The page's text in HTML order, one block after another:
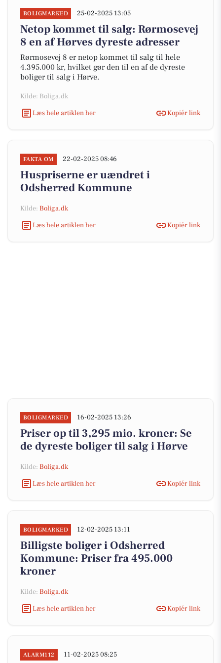
BOLIGMARKED 25-02-2025 13:05
Netop kommet til salg: Rørmosevej
8 en af Hørves dyreste adresser
Rørmosevej 8 er netop kommet til salg til hele
4.395.000 kr, hvilket gør den til en af de dyreste
boliger til salg i Hørve.
Kilde: Boliga.dk
Læs hele artiklen her
Kopiér link
FAKTA OM 22-02-2025 08:46
Huspriserne er uændret i
Odsherred Kommune
Kilde: Boliga.dk
Læs hele artiklen her
Kopiér link
BOLIGMARKED 16-02-2025 13:26
Priser op til 3,295 mio. kroner: Se
de dyreste boliger til salg i Hørve
Kilde: Boliga.dk
Læs hele artiklen her
Kopiér link
BOLIGMARKED 12-02-2025 13:11
Billigste boliger i Odsherred
Kommune: Priser fra 495.000
kroner
Kilde: Boliga.dk
Læs hele artiklen her
Kopiér link
ALARM112 11-02-2025 08:25